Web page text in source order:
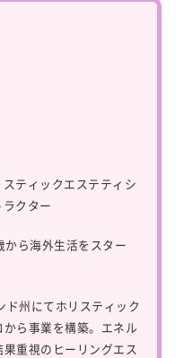
ティックエステティシ
クター
ら海外生活をスター
州にてホリスティック
ら事業を構築。エネル
重視のヒーリングエス